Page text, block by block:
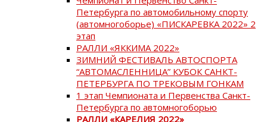
Петербурга по автомобильному спорту
(автомногоборье) «ПИСКАРЕВКА 2022» 2
этап
РАЛЛИ «ЯККИМА 2022»
ЗИМНИЙ ФЕСТИВАЛЬ АВТОСПОРТА
“АВТОМАСЛЕННИЦА” КУБОК САНКТ-
ПЕТЕРБУРГА ПО ТРЕКОВЫМ ГОНКАМ
1 этап Чемпионата и Первенства Санкт-
Петербурга по автомногоборью
РАЛЛИ «КАРЕЛИЯ 2022»